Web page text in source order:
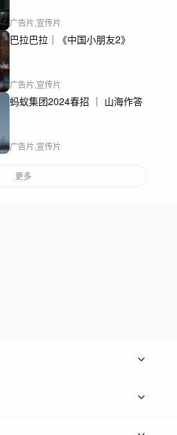
广告片,宣传片
巴拉巴拉｜《中国小朋友2》
广告片,宣传片
蚂蚁集团2024春招 ｜ 山海作答
广告片,宣传片
更多